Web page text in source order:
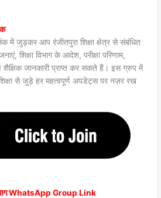
में जुड़कर आप रंजीतपुरा शिक्षा क्षेत्र से संबंधित
शिक्षा विभाग के आदेश, परीक्षा परिणाम,
शैक्षिक जानकारी प्राप्त कर सकते हैं। इस ग्रुप में
से जुड़े हर महत्वपूर्ण अपडेट्स पर नज़र रख
WhatsApp Group Link